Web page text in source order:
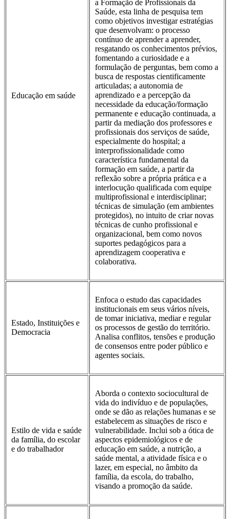
Educação em saúde
a Formação de Profissionais da
Saúde, esta linha de pesquisa tem
como objetivos investigar estratégias
que desenvolvam: o processo
contínuo de aprender a aprender,
resgatando os conhecimentos prévios,
fomentando a curiosidade e a
formulação de perguntas, bem como a
busca de respostas cientificamente
articuladas; a autonomia de
aprendizado e a percepção da
necessidade da educação/formação
permanente e educação continuada, a
partir da mediação dos professores e
profissionais dos serviços de saúde,
especialmente do hospital; a
interprofissionalidade como
característica fundamental da
formação em saúde, a partir da
reflexão sobre a própria prática e a
interlocução qualificada com equipe
multiprofissional e interdisciplinar;
técnicas de simulação (em ambientes
protegidos), no intuito de criar novas
técnicas de cunho profissional e
organizacional, bem como novos
suportes pedagógicos para a
aprendizagem cooperativa e
colaborativa.
Estado, Instituições e
Democracia
Enfoca o estudo das capacidades
institucionais em seus vários níveis,
de tomar iniciativa, mediar e regular
os processos de gestão do território.
Analisa conflitos, tensões e produção
de consensos entre poder público e
agentes sociais.
Estilo de vida e saúde
da família, do escolar
e do trabalhador
Aborda o contexto sociocultural de
vida do indivíduo e de populações,
onde se dão as relações humanas e se
estabelecem as situações de risco e
vulnerabilidade. Inclui sob a ótica de
aspectos epidemiológicos e de
educação em saúde, a nutrição, a
saúde mental, a atividade física e o
lazer, em especial, no âmbito da
família, da escola, do trabalho,
visando a promoção da saúde.